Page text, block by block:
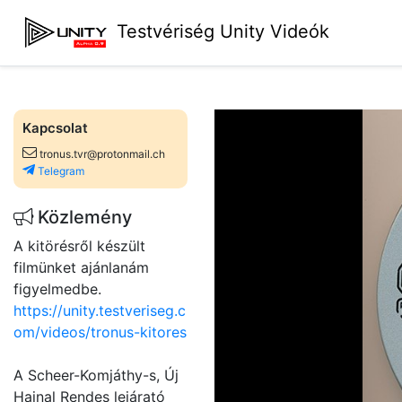
Testvériség Unity Videók
Kapcsolat
tronus.tvr@protonmail.ch
Telegram
Közlemény
A kitörésről készült
filmünket ajánlanám
figyelmedbe.
https://unity.testveriseg.c
om/videos/tronus-kitores
A Scheer-Komjáthy-s, Új
Hajnal Rendes lejárató